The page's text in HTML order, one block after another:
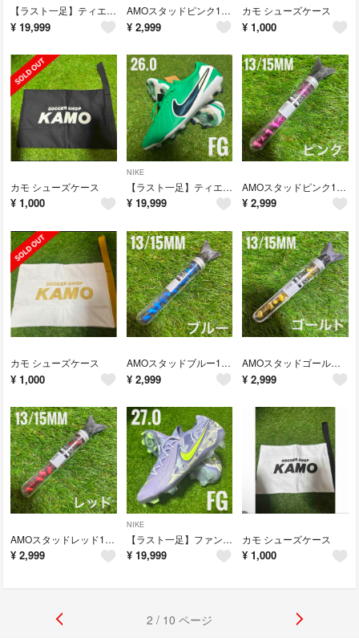
【ラスト一足】ティエンポレジェンド エリート FG 26cm 送料無料
¥ 19,999
AMOスタッドピンク13mm/15mm SG 取り替え NIKE ナイキ 互換
¥ 2,999
カモ シューズケース
¥ 1,000
カモ シューズケース
¥ 1,000
NIKE
【ラスト一足】ティエンポレジェンド エリート FG 26cm 送料無料
¥ 19,999
AMOスタッドピンク13mm/15mm SG 取り替え NIKE ナイキ 互換
¥ 2,999
カモ シューズケース
¥ 1,000
AMOスタッドブルー13mm/15mm SG 取り替え NIKE ナイキ 互換
¥ 2,999
AMOスタッドゴールド13mm/15mm SG 取り替え NIKE ナイキ 互換
¥ 2,999
AMOスタッドレッド13mm/15mm SG 取り替え NIKE ナイキ 互換
¥ 2,999
NIKE
【ラスト一足】ファントム GX II エリート FG NU1 27cm
¥ 19,999
カモ シューズケース
¥ 1,000
2 / 10 ページ